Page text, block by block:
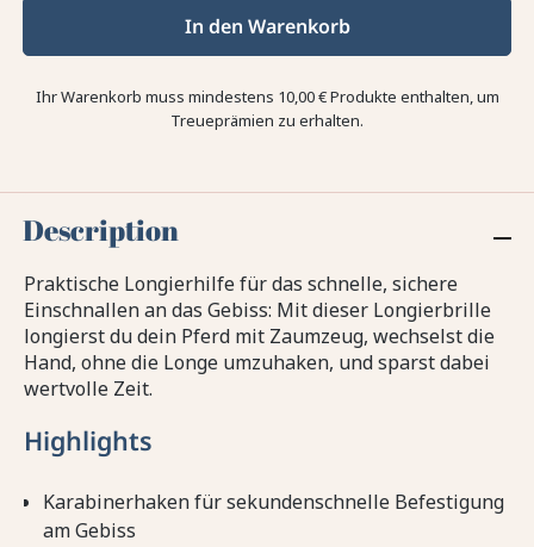
In den Warenkorb
Ihr Warenkorb muss mindestens 10,00 € Produkte enthalten, um
Treueprämien zu erhalten.
Description
Praktische Longierhilfe für das schnelle, sichere
Einschnallen an das Gebiss: Mit dieser Longierbrille
longierst du dein Pferd mit Zaumzeug, wechselst die
Hand, ohne die Longe umzuhaken, und sparst dabei
wertvolle Zeit.
Highlights
Karabinerhaken für sekundenschnelle Befestigung
am Gebiss